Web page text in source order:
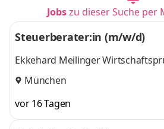
Jobszu dieser Suche per
Steuerberater:in (m/w/d)
Ekkehard Meilinger
und Steuerberater
München
vor 16 Tagen